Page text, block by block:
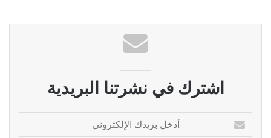
اشترك في نشرتنا البريدية